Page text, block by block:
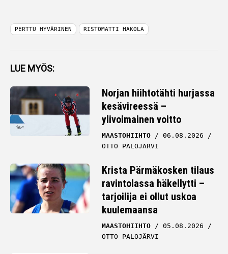
PERTTU HYVÄRINEN RISTOMATTI HAKOLA
LUE MYÖS:
Norjan hiihtotähti hurjassa
kesävireessä –
ylivoimainen voitto
MAASTOHIIHTO
06.08.2026
OTTO PALOJÄRVI
Krista Pärmäkosken tilaus
ravintolassa häkellytti –
tarjoilija ei ollut uskoa
kuulemaansa
MAASTOHIIHTO
05.08.2026
OTTO PALOJÄRVI